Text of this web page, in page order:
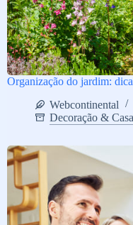
Organização do jardim:
Webcontinental
Decoração & Casa